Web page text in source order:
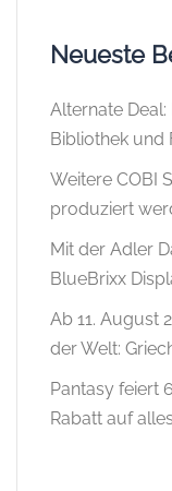
Neueste
Alternate
Bibliothek
Weitere COBI
produziert
Mit der Adler
BlueBrixx
Ab 11. August
der Welt:
Pantasy feiert
Rabatt auf alles